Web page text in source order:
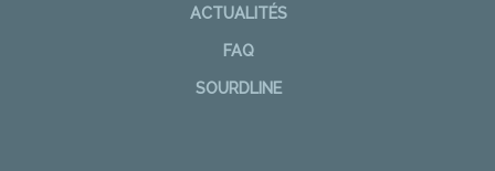
ACTUALITÉS
FAQ
SOURDLINE